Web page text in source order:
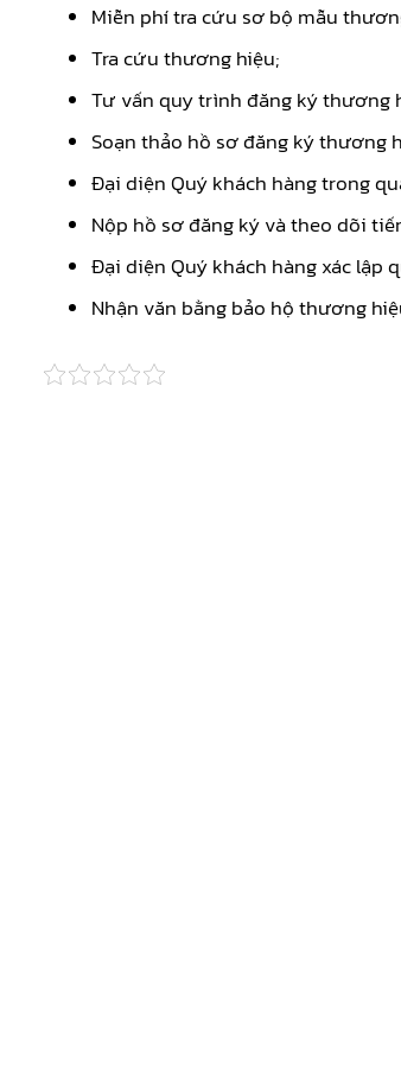
Miễn phí tra cứu sơ bộ mẫu
Tra cứu thương hiệu;
Tư vấn quy trình đăng ký thương
Soạn thảo hồ sơ đăng ký thương
Đại diện Quý khách hàng trong
Nộp hồ sơ đăng ký và theo dõi
Đại diện Quý khách hàng xác lập
Nhận văn bằng bảo hộ thương